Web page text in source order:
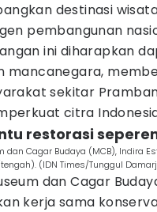
destinasi
pembangunan
ini diharapkan
mancanegara,
sekitar
citra
restorasi
dan Cagar Budaya (MCB), Indira
(IDN Times/Tunggul
dan Cagar
kerja sama